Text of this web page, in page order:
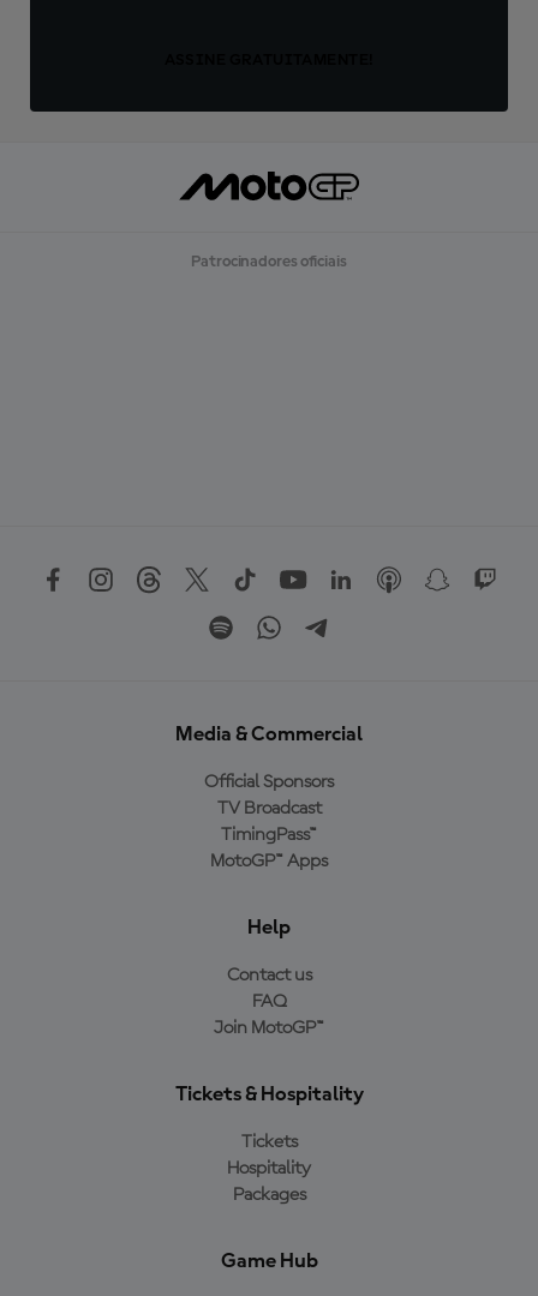
Patrocinadores oficiais
Media & Commercial
Official Sponsors
TV Broadcast
TimingPass™
MotoGP™ Apps
Help
Contact us
FAQ
Join MotoGP™
Tickets & Hospitality
Tickets
Hospitality
Packages
Game Hub